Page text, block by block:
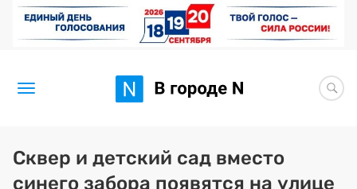
Новости
Статьи
Сквер и детский сад вместо
синего забора появятся на улице